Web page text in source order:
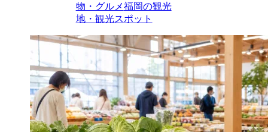
物・グルメ福岡の観光
地・観光スポット